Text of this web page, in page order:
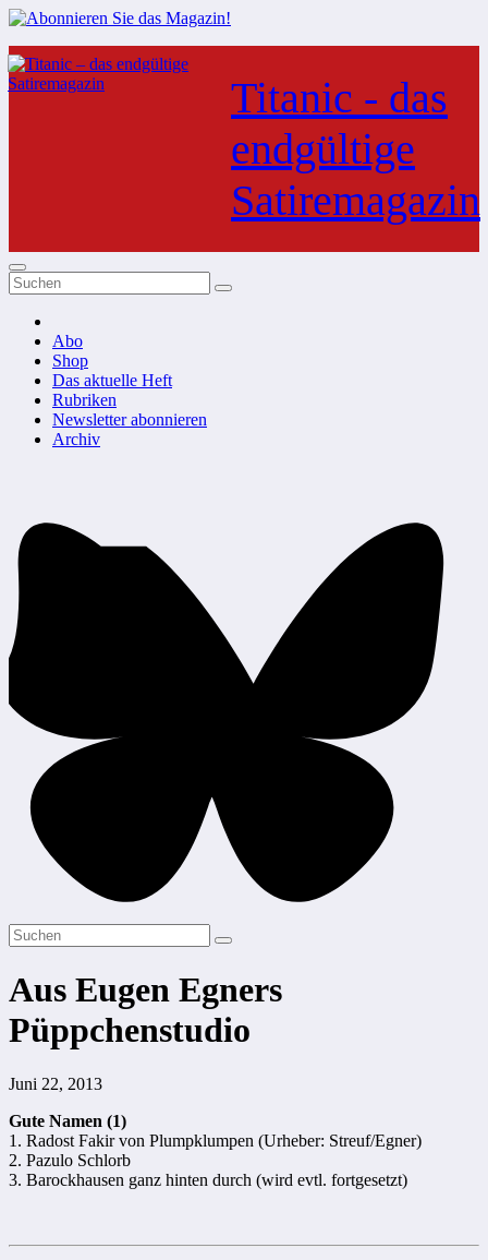
Zum
Inhalt
springen
Titanic - das
endgültige
Satiremagazin
Abo
Shop
Das aktuelle Heft
Rubriken
Newsletter abonnieren
Archiv
Aus Eugen Egners
Püppchenstudio
Juni 22, 2013
Gute Namen (1)
1. Radost Fakir von Plumpklumpen (Urheber: Streuf/Egner)
2. Pazulo Schlorb
3. Barockhausen ganz hinten durch (wird evtl. fortgesetzt)